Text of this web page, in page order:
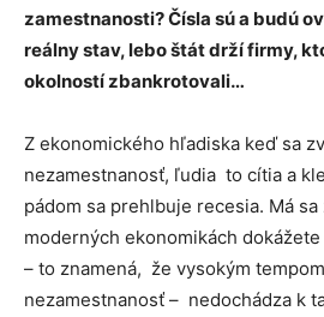
zamestnanosti? Čísla sú a budú
reálny stav, lebo štát drží firmy,
okolností zbankrotovali…
Z ekonomického hľadiska keď sa
nezamestnanosť, ľudia to cítia a
pádom sa prehlbuje recesia. Má
moderných ekonomikách
– to znamená, že vysokým
nezamestnanosť – nedochádza k